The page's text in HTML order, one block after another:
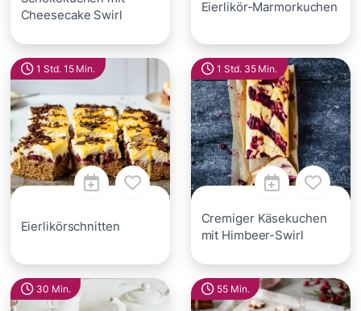
Cheesecake Swirl
Eierlikör-Marmorkuchen
1 Std. 15 Min.
Eierlikörschnitten
1 Std. 35 Min.
Cremiger Käsekuchen
mit Himbeer-Swirl
30 Min. 55 Min.